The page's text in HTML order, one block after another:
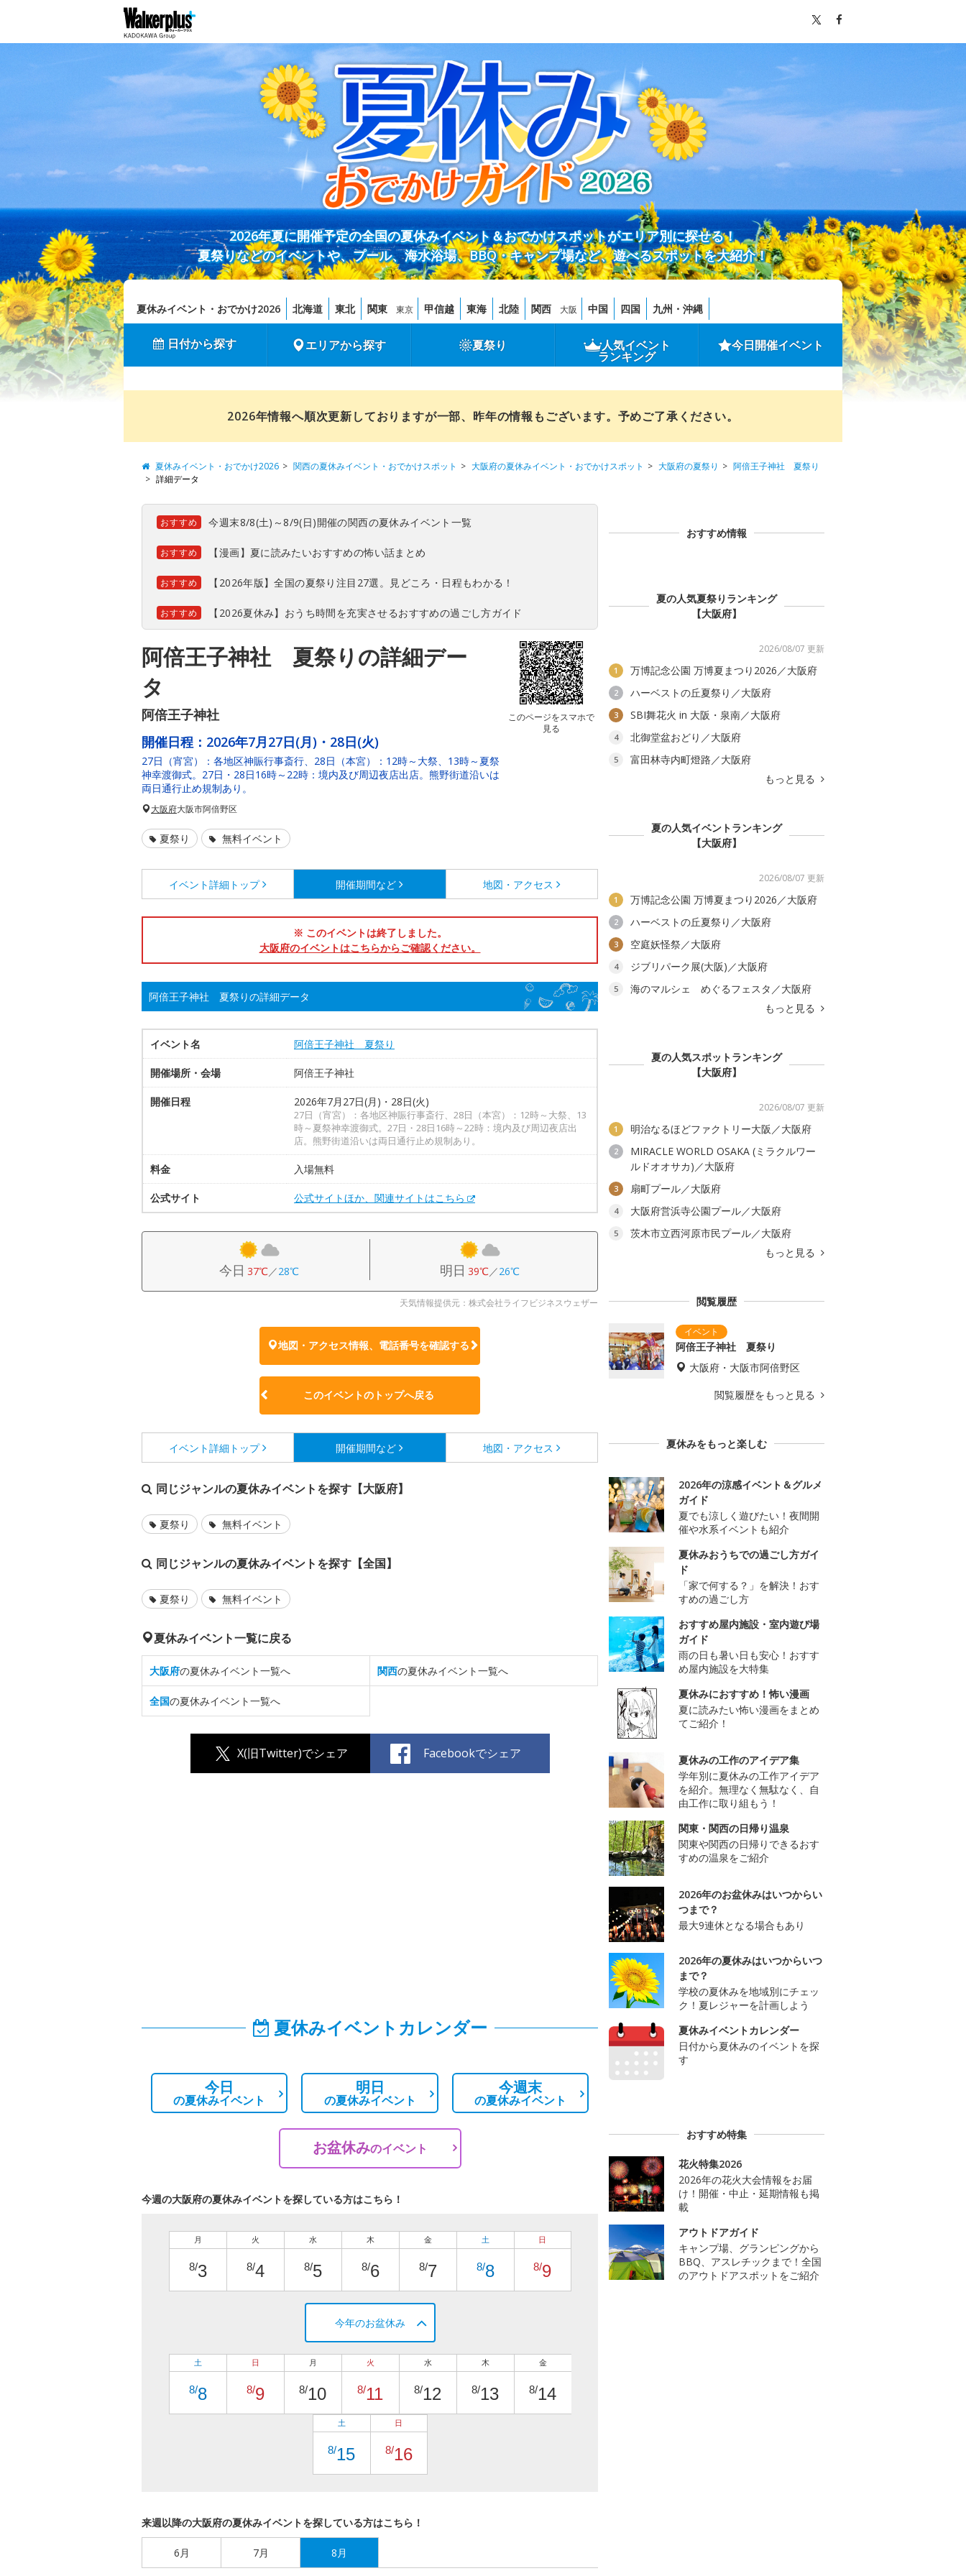
2026年夏に開催予定の全国の夏休みイベント＆おでかけスポットがエリア別に探せる！
夏祭りなどのイベントや、プール、海水浴場、BBQ・キャンプ場など、遊べるスポットを大紹介！
夏休みイベント・おでかけ2026 北海道 東北 関東 東京 甲信越 東海 北陸 関西 大阪 中国 四国 九州・沖縄
日付から探す エリアから探す 夏祭り 人気イベント
ランキング
今日開催イベント
2026年情報へ順次更新しておりますが一部、昨年の情報もございます。予めご了承ください。
夏休みイベント・おでかけ2026 関西の夏休みイベント・おでかけスポット 大阪府の夏休みイベント・おでかけスポット 大阪府の夏祭り
阿倍王子神社 夏祭り
詳細データ
おすすめ 今週末8/8(土)～8/9(日)開催の関西の夏休みイベント一覧
おすすめ 【漫画】夏に読みたいおすすめの怖い話まとめ
おすすめ 【2026年版】全国の夏祭り注目27選。見どころ・日程もわかる！
おすすめ 【2026夏休み】おうち時間を充実させるおすすめの過ごし方ガイド
阿倍王子神社 夏祭りの詳細デー
タ
阿倍王子神社
このページをスマホで
見る
開催日程： 2026年7月27日(月)・28日(火)
27日（宵宮）：各地区神賑行事斎行、28日（本宮）：12時～大祭、13時～夏祭
神幸渡御式。27日・28日16時～22時：境内及び周辺夜店出店。熊野街道沿いは
両日通行止め規制あり。
大阪府大阪市阿倍野区
夏祭り 無料イベント
イベント詳細 トップ 開催期間など 地図・アクセス
※ このイベントは終了しました。
大阪府のイベントはこちらからご確認ください。
阿倍王子神社 夏祭りの詳細データ
イベント名 阿倍王子神社 夏祭り
開催場所・会場 阿倍王子神社
開催日程 2026年7月27日(月)・28日(火)
27日（宵宮）：各地区神賑行事斎行、28日（本宮）：12時～大祭、13
時～夏祭神幸渡御式。27日・28日16時～22時：境内及び周辺夜店出
店。熊野街道沿いは両日通行止め規制あり。
料金 入場無料
公式サイト 公式サイトほか、関連サイトはこちら
今日 37℃／28℃ 明日 39℃／26℃
天気情報提供元：株式会社ライフビジネスウェザー
地図・アクセス情報、電話番号を確認する
このイベントのトップへ戻る
イベント詳細 トップ 開催期間など 地図・アクセス
同じジャンルの夏休みイベントを探す【大阪府】
夏祭り 無料イベント
同じジャンルの夏休みイベントを探す【全国】
夏祭り 無料イベント
夏休みイベント一覧に戻る
大阪府の夏休みイベント一覧へ 関西の夏休みイベント一覧へ
全国の夏休みイベント一覧へ
X(旧Twitter)でシェア Facebookでシェア
夏休みイベントカレンダー
今日
の夏休みイベント
明日
の夏休みイベント
今週末
の夏休みイベント
お盆休みのイベント
今週の大阪府の夏休みイベントを探している方はこちら！
月
8/3
火
8/4
水
8/5
木
8/6
金
8/7
土
8/8
日
8/9
今年のお盆休み
土
8/8
日
8/9
月
8/10
火
8/11
水
8/12
木
8/13
金
8/14
土
8/15
日
8/16
来週以降の大阪府の夏休みイベントを探している方はこちら！
6月 7月 8月
おすすめ情報
夏の人気夏祭りランキング
【大阪府】
2026/08/07 更新
1 万博記念公園 万博夏まつり2026／大阪府
2 ハーベストの丘夏祭り／大阪府
3 SBI舞花火 in 大阪・泉南／大阪府
4 北御堂盆おどり／大阪府
5
富田林寺内町燈路／大阪府
もっと見る
夏の人気イベントランキング
【大阪府】
2026/08/07 更新
1 万博記念公園 万博夏まつり2026／大阪府
2 ハーベストの丘夏祭り／大阪府
3 空庭妖怪祭／大阪府
4 ジブリパーク展(大阪)／大阪府
5
海のマルシェ めぐるフェスタ／大阪府
もっと見る
夏の人気スポットランキング
【大阪府】
2026/08/07 更新
1 明治なるほどファクトリー大阪／大阪府
2
MIRACLE WORLD OSAKA (ミラクルワー
ルドオオサカ)／大阪府
3 扇町プール／大阪府
4 大阪府営浜寺公園プール／大阪府
5
茨木市立西河原市民プール／大阪府
もっと見る
閲覧履歴
阿倍王子神社 夏祭り
大阪府・大阪市阿倍野区
閲覧履歴をもっと見る
夏休みをもっと楽しむ
2026年の涼感イベント＆グルメ
ガイド
夏でも涼しく遊びたい！夜間開
催や水系イベントも紹介
夏休みおうちでの過ごし方ガイ
ド
「家で何する？」を解決！おす
すめの過ごし方
おすすめ屋内施設・室内遊び場
ガイド
雨の日も暑い日も安心！おすす
め屋内施設を大特集
夏休みにおすすめ！怖い漫画
夏に読みたい怖い漫画をまとめ
てご紹介！
夏休みの工作のアイデア集
学年別に夏休みの工作アイデア
を紹介。無理なく無駄なく、自
由工作に取り組もう！
関東・関西の日帰り温泉
関東や関西の日帰りできるおす
すめの温泉をご紹介
2026年のお盆休みはいつからい
つまで？
最大9連休となる場合もあり
2026年の夏休みはいつからいつ
まで？
学校の夏休みを地域別にチェッ
ク！夏レジャーを計画しよう
夏休みイベントカレンダー
日付から夏休みのイベントを探
す
おすすめ特集
花火特集2026
2026年の花火大会情報をお届
け！開催・中止・延期情報も掲
載
アウトドアガイド
キャンプ場、グランピングから
BBQ、アスレチックまで！全国
のアウトドアスポットをご紹介